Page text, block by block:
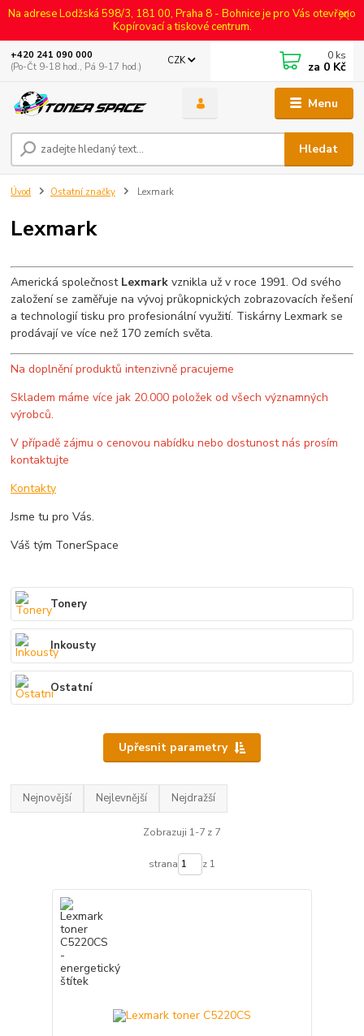
Na adrese Lodžská 598/3, 181 00, Praha 8 - Bohnice je pro Vás otevřeno
Kopírovací a tiskové centrum.
Menu
CZK
Hledat
+420 241 090 000
(Po-Čt 9-18 hod., Pá 9-17 hod.)
0 ks
za 0 Kč
Úvod Ostatní značky Lexmark
Lexmark
Americká společnost Lexmark vznikla už v roce 1991. Od svého
založení se zaměřuje na vývoj průkopnických zobrazovacích řešení
a technologií tisku pro profesionální využití. Tiskárny Lexmark se
prodávají ve více než 170 zemích světa.
Na doplnění produktů intenzivně pracujeme
Skladem máme více jak 20.000 položek od všech významných
výrobců.
V případě zájmu o cenovou nabídku nebo dostunost nás prosím
kontaktujte
Kontakty
Jsme tu pro Vás.
Váš tým TonerSpace
Tonery
Inkousty
Ostatní
Upřesnit parametry
Nejnovější Nejlevnější Nejdražší
Zobrazuji 1-7 z 7
strana z 1